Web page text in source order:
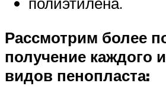
Рассмотрим более
получение каждого
видов пенопласта: